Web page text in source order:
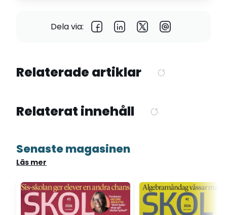
Dela via:
Relaterade artiklar
Relaterat innehåll
Senaste magasinen
Läs mer